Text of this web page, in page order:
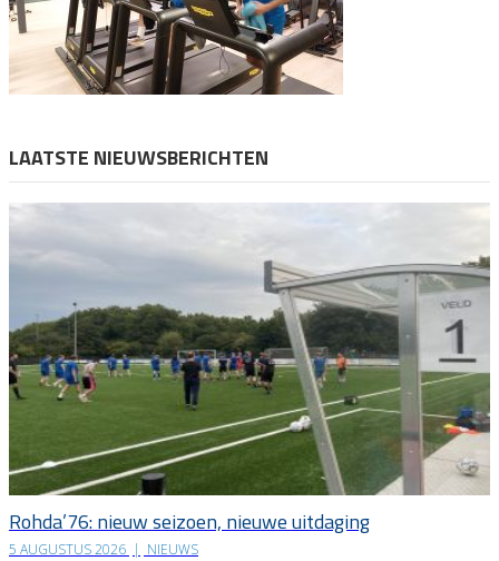
LAATSTE NIEUWSBERICHTEN
Rohda’76: nieuw seizoen, nieuwe uitdaging
5 AUGUSTUS 2026 | NIEUWS